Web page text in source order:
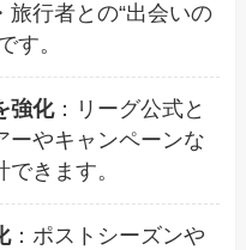
旅行者との“出会いの
す。
強化：リーグ公式と
ーやキャンペーンな
きます。
：ポストシーズンや